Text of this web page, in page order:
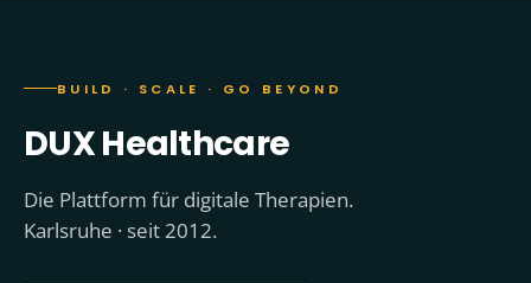
BUILD · SCALE · GO BEYOND
DUX Healthcare
Die Plattform für digitale Therapien.
Karlsruhe · seit 2012.